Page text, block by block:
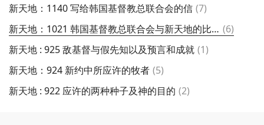
新天地：1140 写给韩国基督教总联合会的信 댓
글
(7)
新天地：1021 韩国基督教总联合会与新天地的比较 댓
글
(6)
新天地 : 925 敌基督与假先知以及预言和成就 댓
글
(1)
新天地：924 新约中所应许的牧者 댓
글
(5)
新天地 : 922 应许的两种种子及神的目的 댓
글
(2)